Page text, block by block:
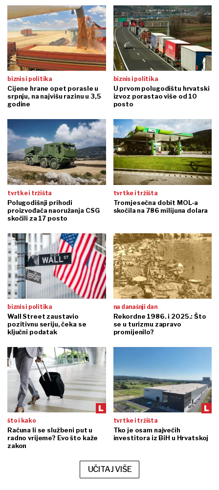
biznis i politika
Cijene hrane opet porasle u
srpnju, na najvišu razinu u 3,5
godine
biznis i politika
U prvom polugodištu hrvatski
izvoz porastao više od 10
posto
tvrtke i tržišta
Polugodišnji prihodi
proizvođača naoružanja CSG
skočili za 17 posto
tvrtke i tržišta
Tromjesečna dobit MOL-a
skočila na 786 milijuna dolara
biznis i politika
Wall Street zaustavio
pozitivnu seriju, čeka se
ključni podatak
na današnji dan
Rekordne 1986. i 2025.: Što
se u turizmu zapravo
promijenilo?
što i kako
Računa li se službeni put u
radno vrijeme? Evo što kaže
zakon
tvrtke i tržišta
Tko je osam najvećih
investitora iz BiH u Hrvatskoj
UČITAJ VIŠE